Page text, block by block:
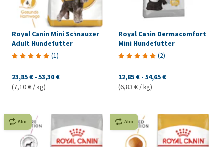
Royal Canin Mini Schnauzer
Adult Hundefutter
(1)
23,85 € - 53,30 €
(7,10 € / kg)
Royal Canin Dermacomfort
Mini Hundefutter
(2)
12,85 € - 54,65 €
(6,83 € / kg)
Abo Abo